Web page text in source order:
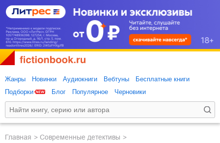
Жанры Новинки Аудиокниги Вебтуны
Бесплатные книги
Подборки
Блог Популярное Черновики
Главная
современные детективы